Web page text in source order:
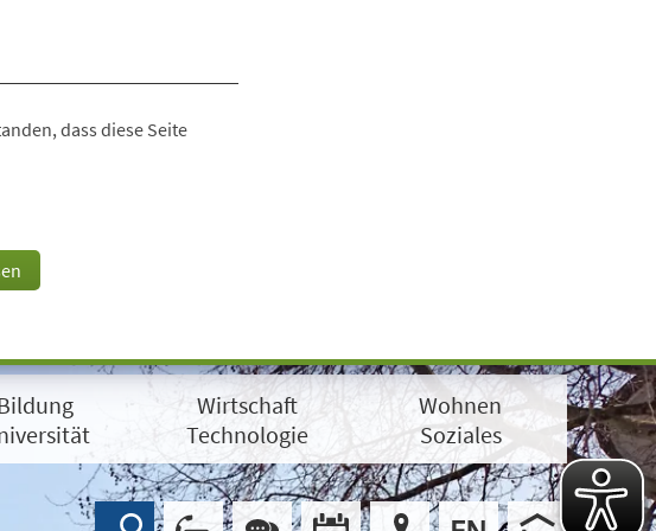
dass diese Seite
Wirtschaft
Technologie
Wohnen
Soziales